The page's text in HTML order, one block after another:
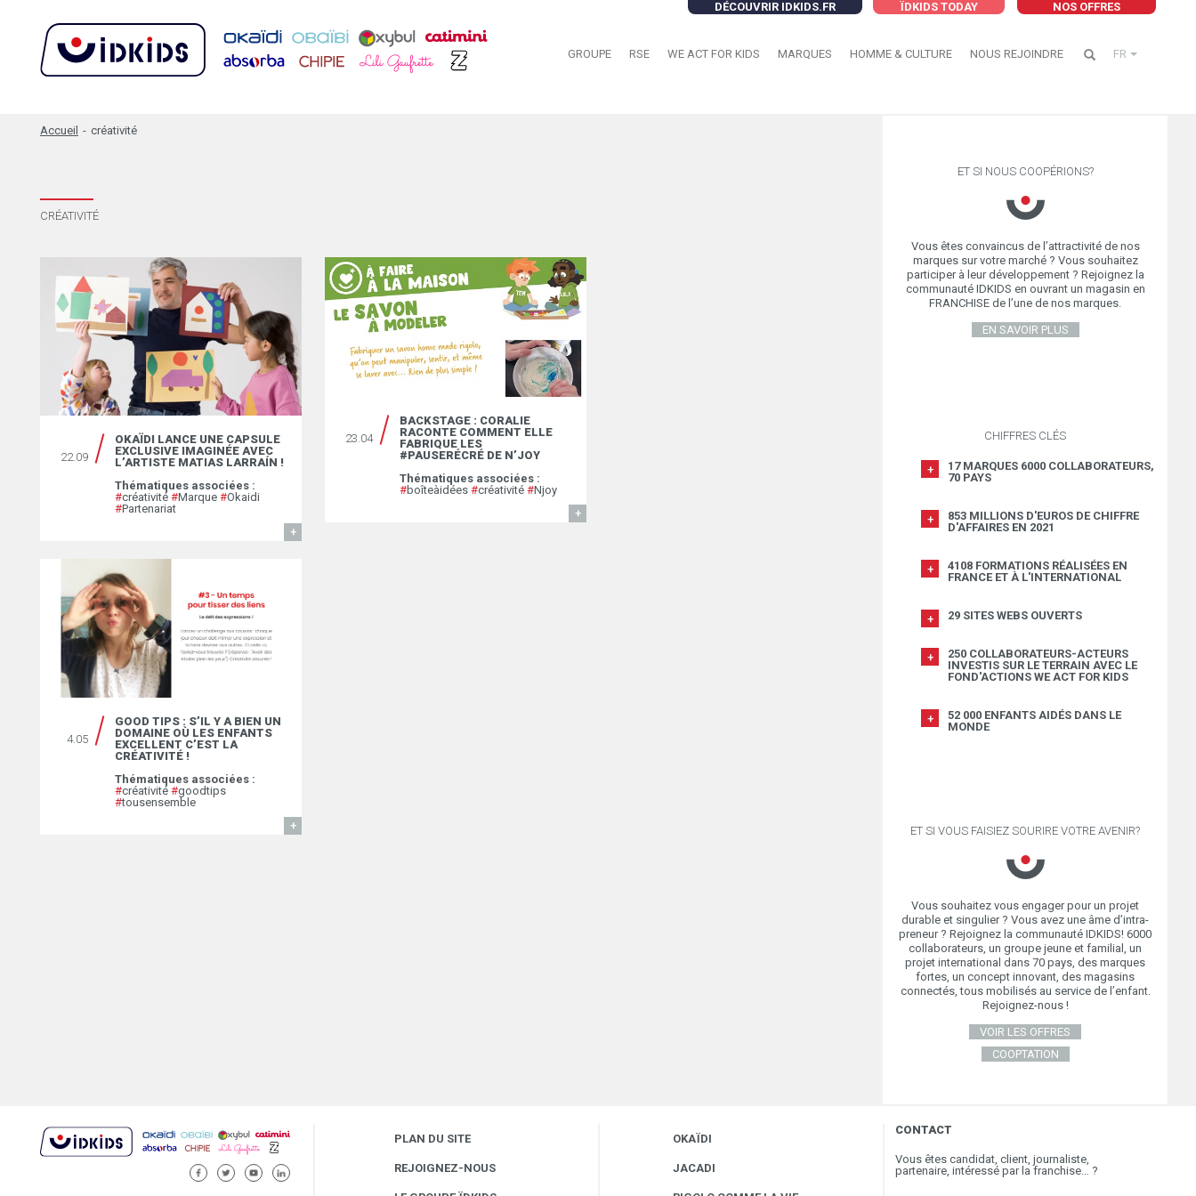
DÉCOUVRIR IDKIDS.FR NOS OFFRES
ÏDKIDS TODAY
GROUPE RSE WE ACT FOR KIDS MARQUES HOMME & CULTURE NOUS REJOINDRE FR
Accueil - créativité
CRÉATIVITÉ
22.09
OKAÏDI LANCE UNE CAPSULE
EXCLUSIVE IMAGINÉE AVEC
L’ARTISTE MATIAS LARRAÍN !
Thématiques associées :
#créativité #Marque #Okaidi
#Partenariat
4.05
GOOD TIPS : S’IL Y A BIEN UN
DOMAINE OÙ LES ENFANTS
EXCELLENT C’EST LA
CRÉATIVITÉ !
Thématiques associées :
#créativité #goodtips
#tousensemble
23.04
BACKSTAGE : CORALIE
RACONTE COMMENT ELLE
FABRIQUE LES
#PAUSERÉCRÉ DE N’JOY
Thématiques associées :
#boîteàidées #créativité #Njoy
ET SI NOUS COOPÉRIONS?
Vous êtes convaincus de l’attractivité de nos
marques sur votre marché ? Vous souhaitez
participer à leur développement ? Rejoignez la
communauté IDKIDS en ouvrant un magasin en
FRANCHISE de l’une de nos marques.
EN SAVOIR PLUS
CHIFFRES CLÉS
17 MARQUES 6000 COLLABORATEURS,
70 PAYS
853 MILLIONS D'EUROS DE CHIFFRE
D'AFFAIRES EN 2021
4108 FORMATIONS RÉALISÉES EN
FRANCE ET À L'INTERNATIONAL
29 SITES WEBS OUVERTS
250 COLLABORATEURS-ACTEURS
INVESTIS SUR LE TERRAIN AVEC LE
FOND'ACTIONS WE ACT FOR KIDS
52 000 ENFANTS AIDÉS DANS LE
MONDE
ET SI VOUS FAISIEZ SOURIRE VOTRE AVENIR?
Vous souhaitez vous engager pour un projet
durable et singulier ? Vous avez une âme d’intra-
preneur ? Rejoignez la communauté IDKIDS! 6000
collaborateurs, un groupe jeune et familial, un
projet international dans 70 pays, des marques
fortes, un concept innovant, des magasins
connectés, tous mobilisés au service de l’enfant.
Rejoignez-nous !
VOIR LES OFFRES
COOPTATION
FACEBOOKTWITTERYOUTUBELINKEDIN
PLAN DU SITE
REJOIGNEZ-NOUS
OKAÏDI
JACADI
CONTACT
Vous êtes candidat, client, journaliste,
partenaire, intéressé par la franchise… ?